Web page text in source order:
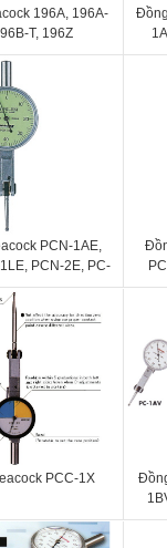
196A, 196A-
T, 196Z
PCN-1AE,
PCN-2E, PC-
PC-1LE
PCC-1X